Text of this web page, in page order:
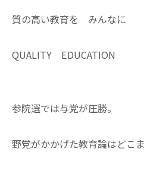
質の高い教育を みんなに
QUALITY EDUCATION
参院選では与党が圧勝。
野党がかかげた教育論はどこ